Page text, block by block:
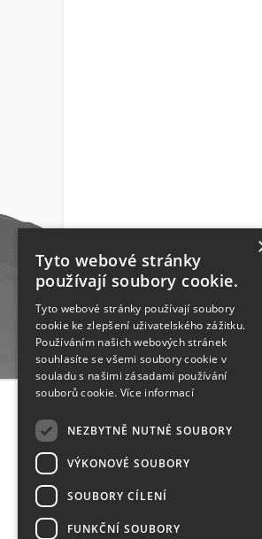
Servis lyží
Servis kol
Ortopedické vložky
Tyto webové stránky
používají soubory cookie.
Tyto webové stránky používají soubory
cookie ke zlepšení uživatelského zážitku.
Používáním našich webových stránek
souhlasíte se všemi soubory cookie v
souladu s našimi zásadami používání
souborů cookie. Více informací
NEZBYTNĚ NUTNÉ SOUBORY
VÝKONOVÉ SOUBORY
SOUBORY CÍLENÍ
FUNKČNÍ SOUBORY